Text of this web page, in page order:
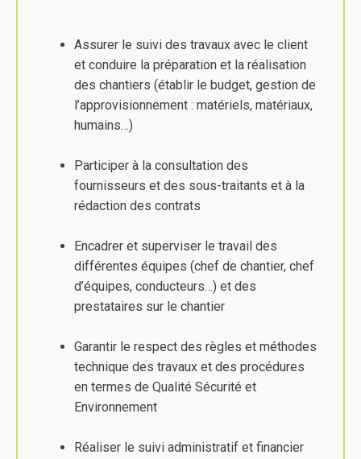
Assurer le suivi des travaux avec le client
et conduire la préparation et la réalisation
des chantiers (établir le budget, gestion de
l’approvisionnement : matériels, matériaux,
humains…)
Participer à la consultation des
fournisseurs et des sous-traitants et à la
rédaction des contrats
Encadrer et superviser le travail des
différentes équipes (chef de chantier, chef
d’équipes, conducteurs…) et des
prestataires sur le chantier
Garantir le respect des règles et méthodes
technique des travaux et des procédures
en termes de Qualité Sécurité et
Environnement
Réaliser le suivi administratif et financier